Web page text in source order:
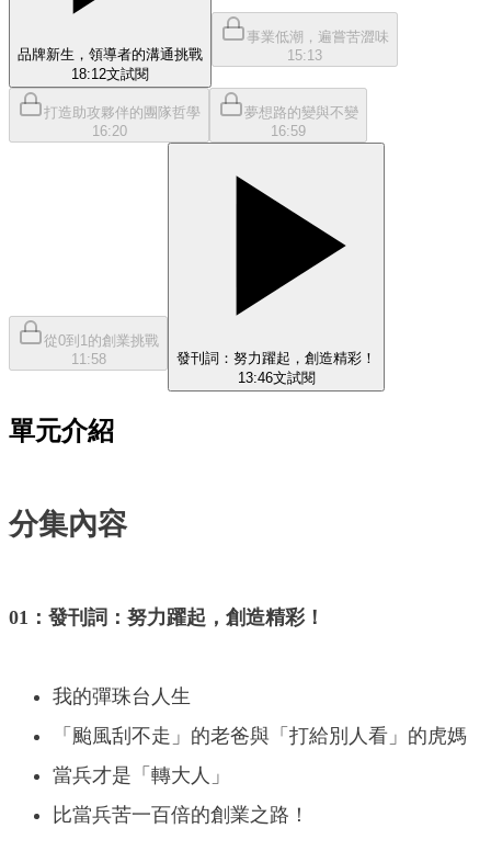
品牌新生，領導者的溝通挑戰
18:12文試閱
事業低潮，遍嘗苦澀味
15:13
打造助攻夥伴的團隊哲學
16:20
夢想路的變與不變
16:59
從0到1的創業挑戰
11:58
發刊詞：努力躍起，創造精彩！
13:46文試閱
單元介紹
分集內容
01：發刊詞：努力躍起，創造精彩！
我的彈珠台人生
「颱風刮不走」的老爸與「打給別人看」的虎媽
當兵才是「轉大人」
比當兵苦一百倍的創業之路！